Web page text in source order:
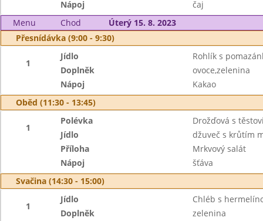
Nápoj
čaj
Menu
Chod
Úterý 15. 8. 2023
Přesnídávka (9:00 - 9:30)
1
Jídlo
Rohlík s
Doplněk
ovoce,zelenina
Nápoj
Kakao
Oběd (11:30 - 13:45)
1
Polévka
Drožďová s
Jídlo
džuveč s krůtím
Příloha
Mrkvový salát
Nápoj
šťáva
Svačina (14:30 - 15:00)
1
Jídlo
Chléb s
Doplněk
zelenina